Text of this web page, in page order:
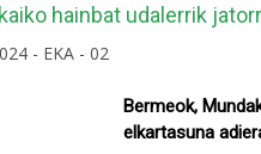
hainbat udalerrik
- EKA - 02
Bermeok,
elkartasuna